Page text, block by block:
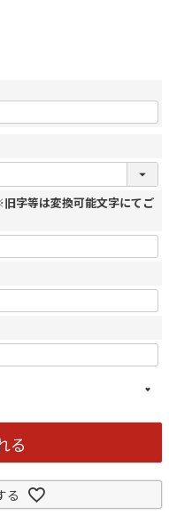
字等は変換可能文字にてご
る
る